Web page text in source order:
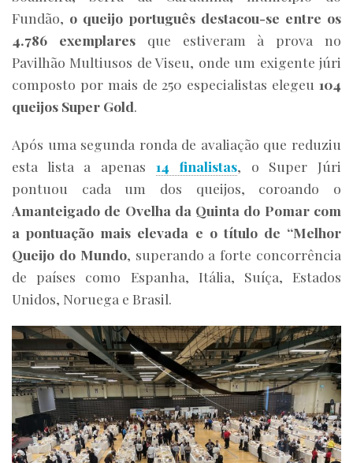
Fundão, o queijo português destacou-se entre os
4.786 exemplaresque estiveram à prova no
Pavilhão Multiusos de Viseu, onde um exigente júri
composto por mais de 250 especialistas elegeu 104
queijos Super Gold.
Após uma segunda ronda de avaliação que reduziu
esta lista a apenas 14 finalistas, o Super Júri
pontuou cada um dos queijos, coroando o
Amanteigado de Ovelha da Quinta do Pomar com
a pontuação mais elevada e o título de “Melhor
Queijo do Mundo, superando a forte concorrência
de países como Espanha, Itália, Suíça, Estados
Unidos, Noruega e Brasil.